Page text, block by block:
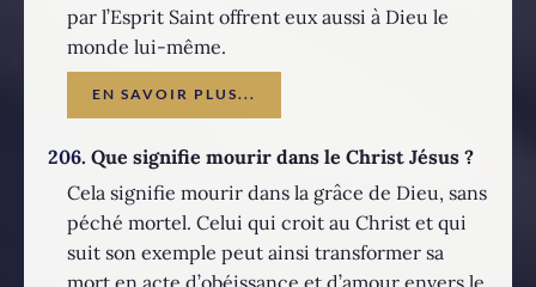
par l’Esprit Saint offrent eux aussi à Dieu le
monde lui-même.
EN SAVOIR PLUS...
206. Que signifie mourir dans le Christ Jésus ?
Cela signifie mourir dans la grâce de Dieu, sans
péché mortel. Celui qui croit au Christ et qui
suit son exemple peut ainsi transformer sa
mort en acte d’obéissance et d’amour envers le